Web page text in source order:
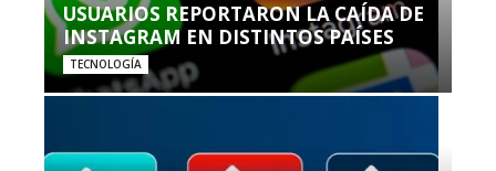
USUARIOS REPORTARON LA CAÍDA DE
INSTAGRAM EN DISTINTOS PAÍSES
TECNOLOGÍA